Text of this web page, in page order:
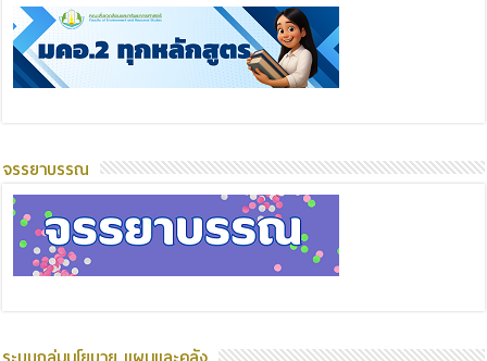
จรรยาบรรณ